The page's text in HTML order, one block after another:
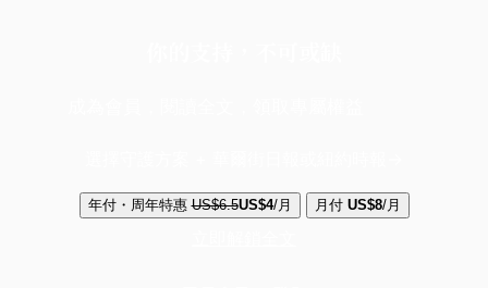
年付・周年特惠 US$6.5US$4/月 月付 US$8/月